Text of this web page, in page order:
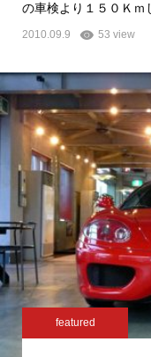
の車検より１５０Ｋ
2010.09.9 53 view
featured